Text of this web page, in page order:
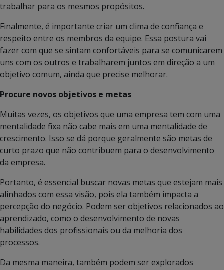
trabalhar para os mesmos propósitos.
Finalmente, é importante criar um clima de confiança e
respeito entre os membros da equipe. Essa postura vai
fazer com que se sintam confortáveis para se comunicarem
uns com os outros e trabalharem juntos em direção a um
objetivo comum, ainda que precise melhorar.
Procure novos objetivos e metas
Muitas vezes, os objetivos que uma empresa tem com uma
mentalidade fixa não cabe mais em uma mentalidade de
crescimento. Isso se dá porque geralmente são metas de
curto prazo que não contribuem para o desenvolvimento
da empresa.
Portanto, é essencial buscar novas metas que estejam mais
alinhados com essa visão, pois ela também impacta a
percepção do negócio. Podem ser objetivos relacionados ao
aprendizado, como o desenvolvimento de novas
habilidades dos profissionais ou da melhoria dos
processos.
Da mesma maneira, também podem ser explorados